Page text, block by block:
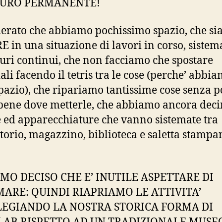
PERMANENTE!
che abbiamo pochissimo spazio, che
in una situazione di lavori in corso,
continui, che non facciamo che spostare
facendo il tetris tra le cose (perche’
che ripariamo tantissime cose senza
dove metterle, che abbiamo ancora
ed apparecchiature che vanno sistemate tra
magazzino, biblioteca e saletta
DECISO CHE E’ INUTILE ASPETTARE DI
QUINDI RIAPRIAMO LE ATTIVITA’
LA NOSTRA STORICA FORMA DI